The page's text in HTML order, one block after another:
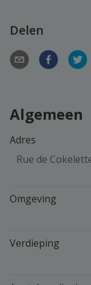
Delen
Algemeen
Adres
Rue de
Omgeving
Verdieping